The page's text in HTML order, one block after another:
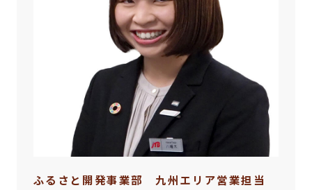
ふるさと開発事業部 九州エリア営業担当